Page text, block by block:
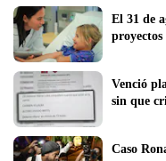
El 31 de
Venció
sin que
Caso